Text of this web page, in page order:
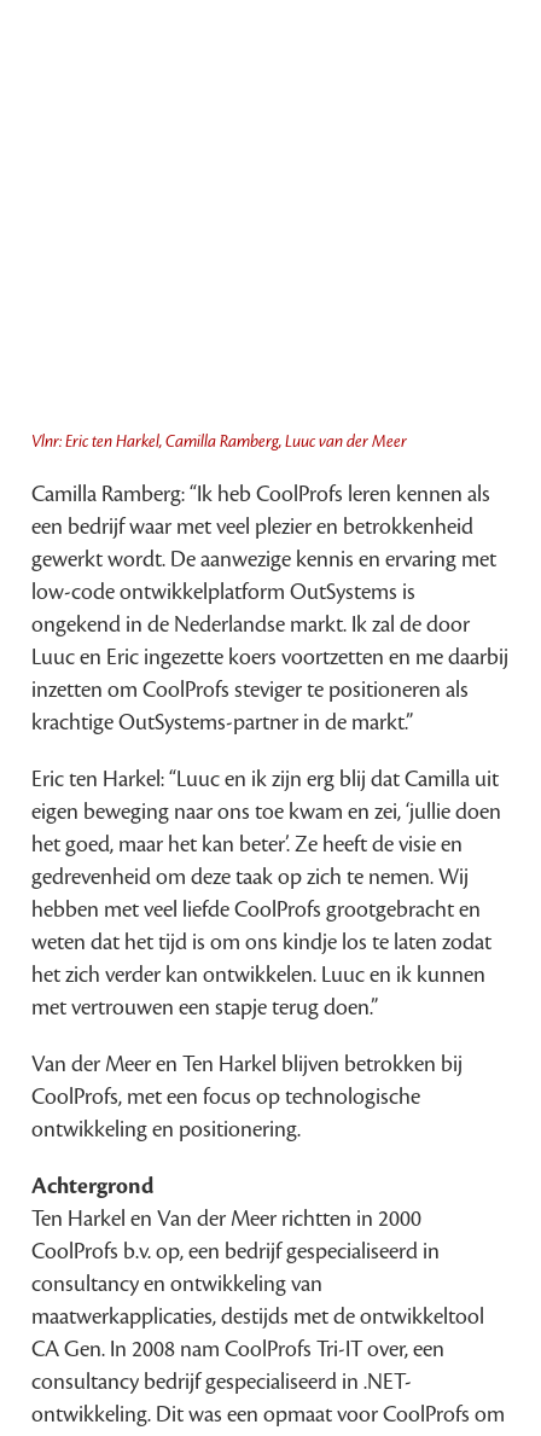
Vlnr: Eric ten Harkel, Camilla Ramberg, Luuc van der Meer
Camilla Ramberg: “Ik heb CoolProfs leren kennen als
een bedrijf waar met veel plezier en betrokkenheid
gewerkt wordt. De aanwezige kennis en ervaring met
low-code ontwikkelplatform OutSystems is
ongekend in de Nederlandse markt. Ik zal de door
Luuc en Eric ingezette koers voortzetten en me daarbij
inzetten om CoolProfs steviger te positioneren als
krachtige OutSystems-partner in de markt.”
Eric ten Harkel: “Luuc en ik zijn erg blij dat Camilla uit
eigen beweging naar ons toe kwam en zei, ‘jullie doen
het goed, maar het kan beter’. Ze heeft de visie en
gedrevenheid om deze taak op zich te nemen. Wij
hebben met veel liefde CoolProfs grootgebracht en
weten dat het tijd is om ons kindje los te laten zodat
het zich verder kan ontwikkelen. Luuc en ik kunnen
met vertrouwen een stapje terug doen.”
Van der Meer en Ten Harkel blijven betrokken bij
CoolProfs, met een focus op technologische
ontwikkeling en positionering.
Achtergrond
Ten Harkel en Van der Meer richtten in 2000
CoolProfs b.v. op, een bedrijf gespecialiseerd in
consultancy en ontwikkeling van
maatwerkapplicaties, destijds met de ontwikkeltool
CA Gen. In 2008 nam CoolProfs Tri-IT over, een
consultancy bedrijf gespecialiseerd in .NET-
ontwikkeling. Dit was een opmaat voor CoolProfs om